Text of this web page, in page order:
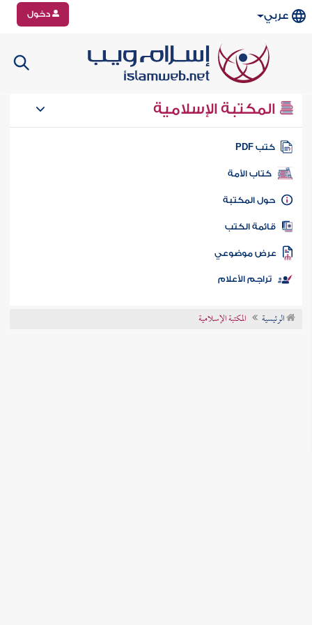
عربي دخول
المكتبة الإسلامية
كتب PDF
كتاب الأمة
المكتبة
الكتب
موضوعي
تراجم الأعلام
الرئيسية المكتبة الإسلامية